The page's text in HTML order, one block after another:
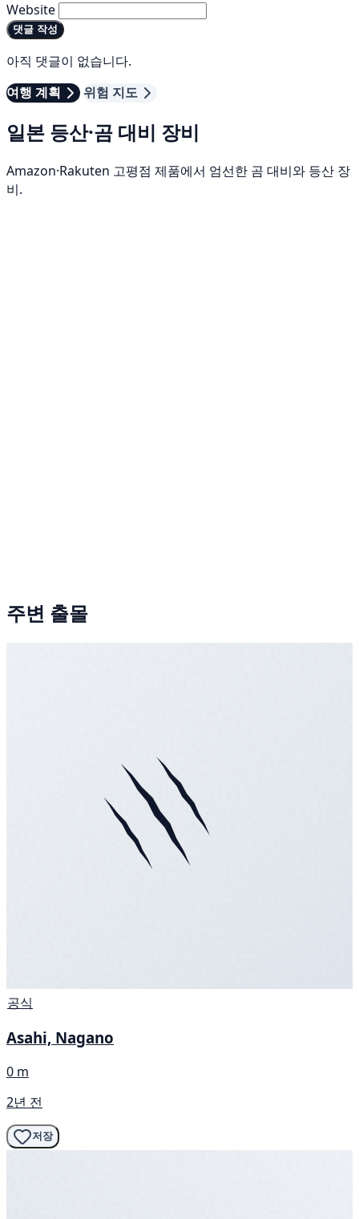
Website
댓글 작성
아직 댓글이 없습니다.
여행 계획
위험 지도
일본 등산·곰 대비 장비
Amazon·Rakuten 고평점 제품에서 엄선한 곰 대비와 등산 장
비.
주변 출몰
공식
Asahi, Nagano
0 m
2년 전
저장